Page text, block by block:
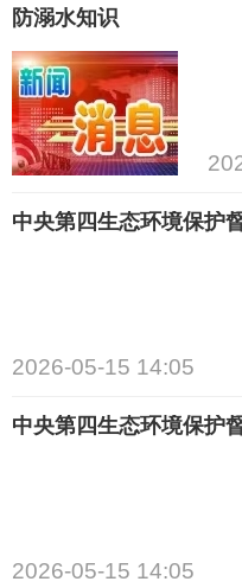
​防溺水知识
中央第四生态环境保护
2026-05-15 14:05
中央第四生态环境保护
2026-05-15 14:05